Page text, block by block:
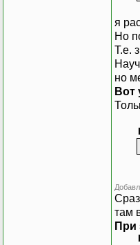
я
Но
Т.е.
но
Вот
там
При